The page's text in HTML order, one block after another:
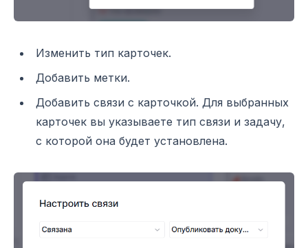
Изменить тип карточек.
Добавить метки.
Добавить связи с карточкой. Для выбранных
карточек вы указываете тип связи и задачу,
с которой она будет установлена.